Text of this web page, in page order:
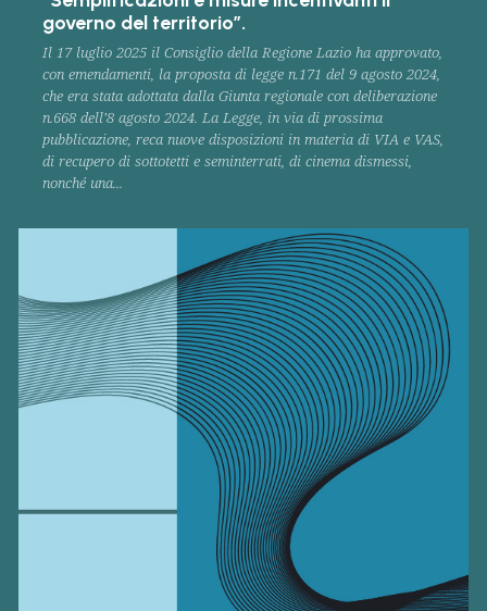
governo del territorio”.
Il 17 luglio 2025 il Consiglio della Regione Lazio ha approvato,
con emendamenti, la proposta di legge n.171 del 9 agosto 2024,
che era stata adottata dalla Giunta regionale con deliberazione
n.668 dell’8 agosto 2024. La Legge, in via di prossima
pubblicazione, reca nuove disposizioni in materia di VIA e VAS,
di recupero di sottotetti e seminterrati, di cinema dismessi,
nonché una...